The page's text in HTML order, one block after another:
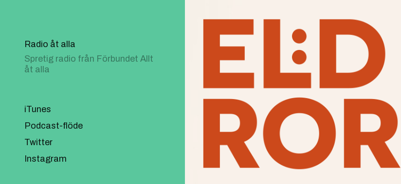
Radio åt alla
Spretig radio från Förbundet Allt
åt alla
iTunes
Podcast-flöde
Twitter
Instagram